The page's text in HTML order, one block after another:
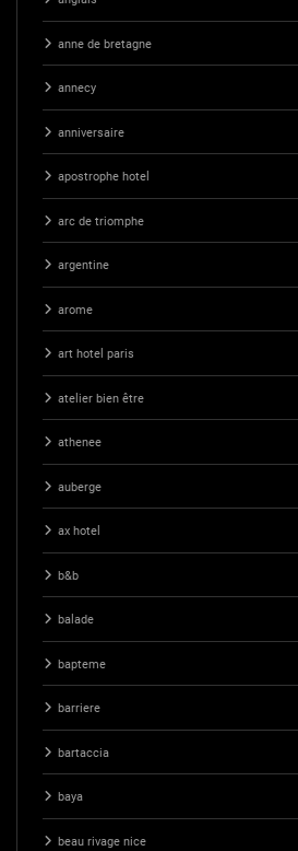
anne de bretagne
annecy
anniversaire
apostrophe hotel
arc de triomphe
argentine
arome
art hotel paris
atelier bien être
athenee
auberge
ax hotel
b&b
balade
bapteme
barriere
bartaccia
baya
beau rivage nice